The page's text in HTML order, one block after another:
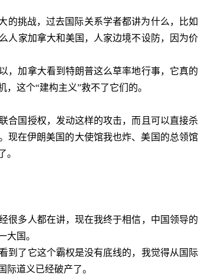
的挑战，过去国际关系学者都讲为什么，比如
人家加拿大和美国，人家边境不设防，因为价
，加拿大看到特朗普这么草率地行事，它真的
，这个“建构主义”救不了它们的。
合国授权，发动这样的攻击，而且可以直接杀
现在伊朗美国的大使馆我也炸、美国的总领馆
。
很多人都在讲，现在我终于相信，中国领导的
大国。
到了它这个霸权是没有底线的，我觉得从国际
道义已经破产了。